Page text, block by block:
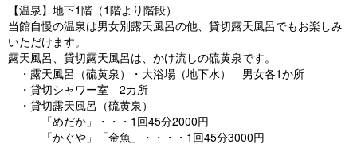
【温泉】地下1階（1階より階段）
当館自慢の温泉は男女別露天風呂の他、貸切露天風呂でもお楽しみ
いただけます。
露天風呂、貸切露天風呂は、かけ流しの硫黄泉です。
・露天風呂（硫黄泉）・大浴場（地下水） 男女各1か所
・貸切シャワー室 2カ所
・貸切露天風呂（硫黄泉）
「めだか」・・・1回45分2000円
「かぐや」「金魚」・・・・1回45分3000円